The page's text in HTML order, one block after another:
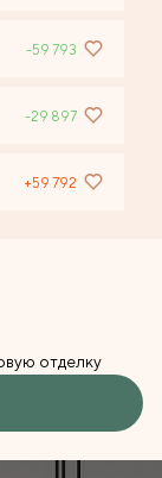
-59 793
-29 897
+59 792
отделку